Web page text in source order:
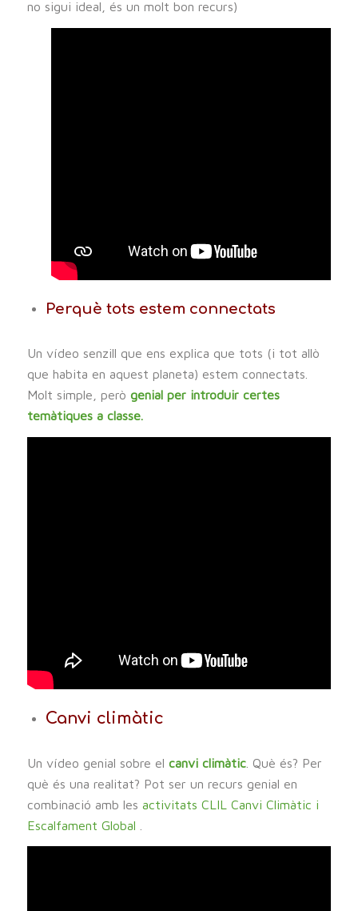
no sigui ideal, és un molt bon recurs)
Perquè tots estem connectats
Un vídeo senzill que ens explica que tots (i tot allò
que habita en aquest planeta) estem connectats.
Molt simple, però genial per introduir certes
temàtiques a classe.
Canvi climàtic
Un vídeo genial sobre el canvi climàtic. Què és? Per
què és una realitat? Pot ser un recurs genial en
combinació amb les activitats CLIL Canvi Climàtic i
Escalfament Global